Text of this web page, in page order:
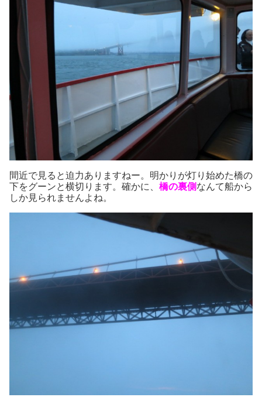
間近で見ると迫力ありますねー。明かりが灯り始めた橋の
下をグーンと横切ります。確かに、 橋の裏側 なんて船から
しか見られませんよね。